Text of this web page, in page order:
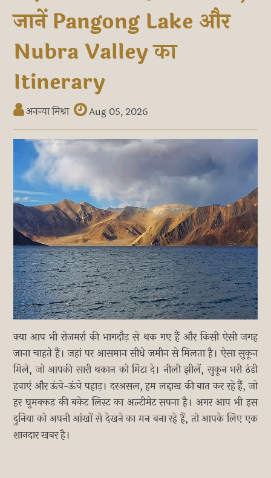
जानें Pangong Lake और
Nubra Valley का
Itinerary
अनन्या मिश्रा Aug 05, 2026
क्या आप भी रोजमर्रा की भागदौड़ से थक गए हैं और किसी ऐसी जगह
जाना चाहते हैं। जहां पर आसमान सीधे जमीन से मिलता है। ऐसा सुकून
मिले, जो आपकी सारी थकान को मिटा दे। नीली झीलें, सुकून भरी ठंडी
हवाएं और ऊंचे-ऊंचे पहाड़। दरअसल, हम लद्दाख की बात कर रहे हैं, जो
हर घुमक्कड़ की बकेट लिस्ट का अल्टीमेट सपना है। अगर आप भी इस
दुनिया को अपनी आंखों से देखने का मन बना रहे हैं, तो आपके लिए एक
शानदार खबर है।